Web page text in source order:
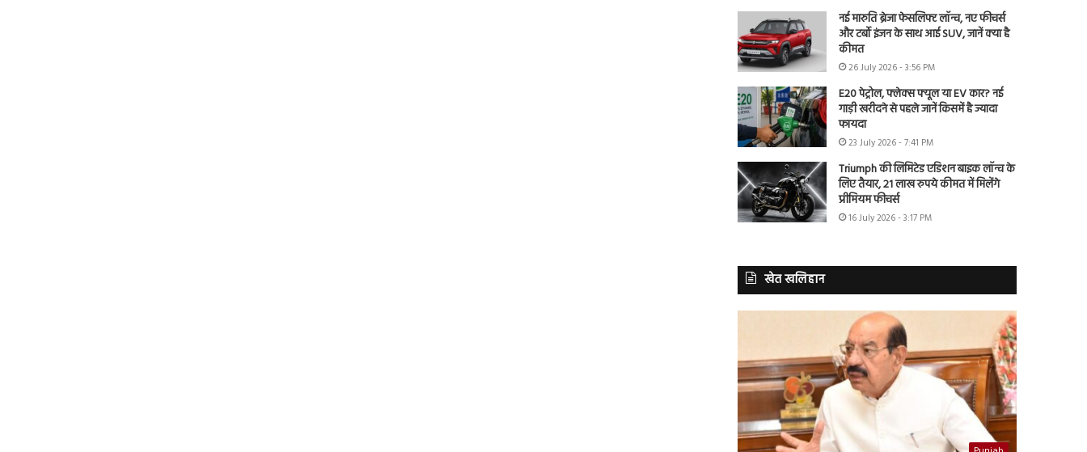
नई मारुति ब्रेजा फेसलिफ्ट लॉन्च, नए फीचर्स
और टर्बो इंजन के साथ आई SUV, जानें क्या है
कीमत
26 July 2026 - 3:56 PM
E20 पेट्रोल, फ्लेक्स फ्यूल या EV कार? नई
गाड़ी खरीदने से पहले जानें किसमें है ज्यादा
फायदा
23 July 2026 - 7:41 PM
Triumph की लिमिटेड एडिशन बाइक लॉन्च के
लिए तैयार, 21 लाख रुपये कीमत में मिलेंगे
प्रीमियम फीचर्स
16 July 2026 - 3:17 PM
खेत खलिहान